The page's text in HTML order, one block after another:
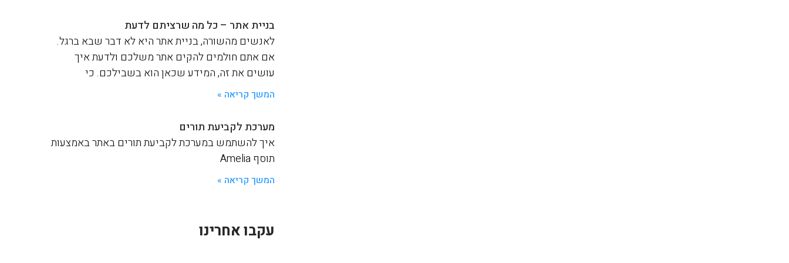
בניית אתר – כל מה שרציתם לדעת
לאנשים מהשורה, בניית אתר היא לא דבר שבא ברגל.
אם אתם חולמים להקים אתר משלכם ולדעת איך
עושים את זה, המידע שכאן הוא בשבילכם. כי
המשך קריאה »
מערכת לקביעת תורים
איך להשתמש במערכת לקביעת תורים באתר באמצעות
תוסף Amelia
המשך קריאה »
עקבו אחרינו